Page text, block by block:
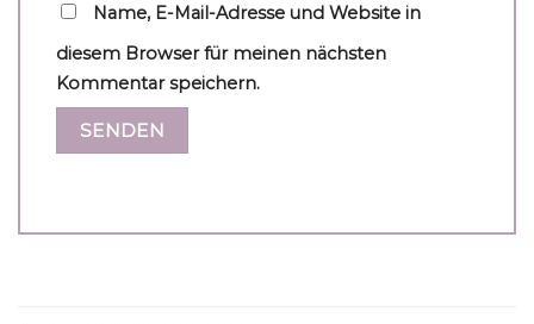
Name, E-Mail-Adresse und Website in
diesem Browser für meinen nächsten
Kommentar speichern.